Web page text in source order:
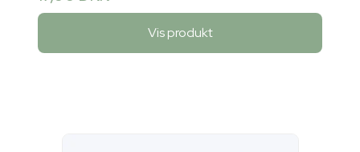
Vis produkt